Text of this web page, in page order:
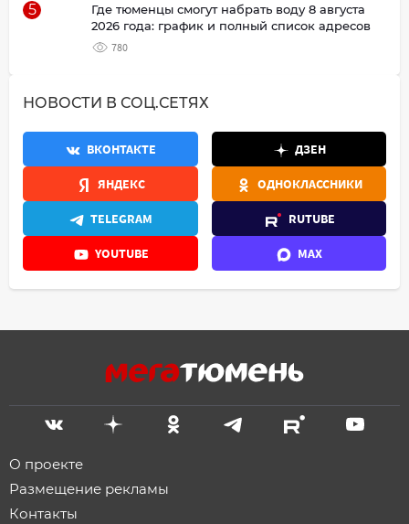
5
Где тюменцы смогут набрать воду 8 августа
2026 года: график и полный список адресов
780
НОВОСТИ В СОЦ.СЕТЯХ
ВКОНТАКТЕ ДЗЕН
ЯНДЕКС ОДНОКЛАССНИКИ
TELEGRAM RUTUBE
YOUTUBE MAX
О проекте
Размещение рекламы
Контакты